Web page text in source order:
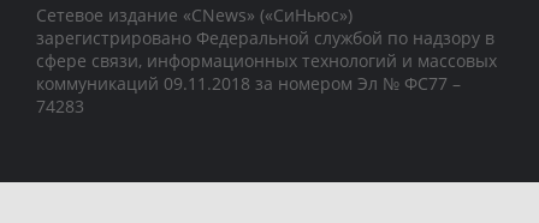
Сетевое издание «CNews» («СиНьюс»)
зарегистрировано Федеральной службой по надзору в
сфере связи, информационных технологий и массовых
коммуникаций 09.11.2018 за номером Эл № ФС77 –
74283